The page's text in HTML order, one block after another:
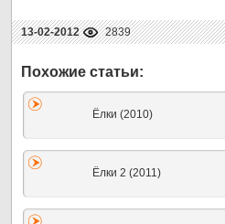
13-02-2012 2839
Ёлки (2010)
Ёлки 2 (2011)